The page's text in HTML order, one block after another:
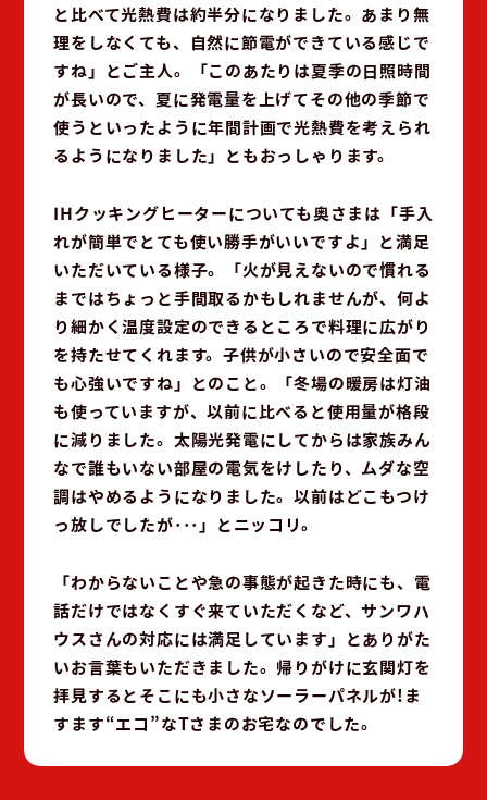
と比べて光熱費は約半分になりました。あまり無
理をしなくても、自然に節電ができている感じで
すね」とご主人。「このあたりは夏季の日照時間
が長いので、夏に発電量を上げてその他の季節で
使うといったように年間計画で光熱費を考えられ
るようになりました」ともおっしゃります。
IHクッキングヒーターについても奥さまは「手入
れが簡単でとても使い勝手がいいですよ」と満足
いただいている様子。「火が見えないので慣れる
まではちょっと手間取るかもしれませんが、何よ
り細かく温度設定のできるところで料理に広がり
を持たせてくれます。子供が小さいので安全面で
も心強いですね」とのこと。「冬場の暖房は灯油
も使っていますが、以前に比べると使用量が格段
に減りました。太陽光発電にしてからは家族みん
なで誰もいない部屋の電気をけしたり、ムダな空
調はやめるようになりました。以前はどこもつけ
っ放しでしたが･･･」とニッコリ。
「わからないことや急の事態が起きた時にも、電
話だけではなくすぐ来ていただくなど、サンワハ
ウスさんの対応には満足しています」とありがた
いお言葉もいただきました。帰りがけに玄関灯を
拝見するとそこにも小さなソーラーパネルが!ま
すます“エコ”なTさまのお宅なのでした。